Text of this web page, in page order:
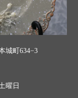
城町634−3
曜日